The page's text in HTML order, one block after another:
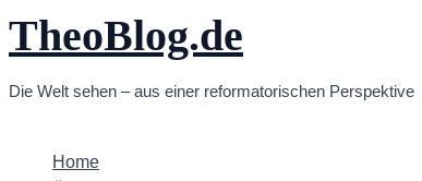
Zum
Inhalt
TheoBlog.de
Die Welt sehen – aus einer reformatorischen Perspektive
Home